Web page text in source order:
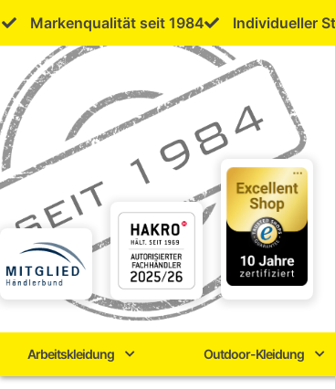
to
content
Markenqualität seit 1984 Individueller
Arbeitskleidung Outdoor-Kleidung